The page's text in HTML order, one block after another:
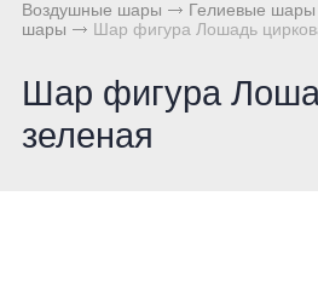
Воздушные шары Гелиевые шары
шары
Шар фигура Лошадь
Шар фигура
зеленая